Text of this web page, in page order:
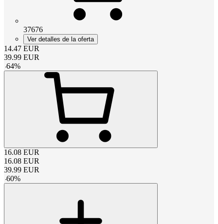
37676
Ver detalles de la oferta
14.47 EUR
39.99 EUR
-64%
16.08 EUR
16.08 EUR
39.99 EUR
-60%